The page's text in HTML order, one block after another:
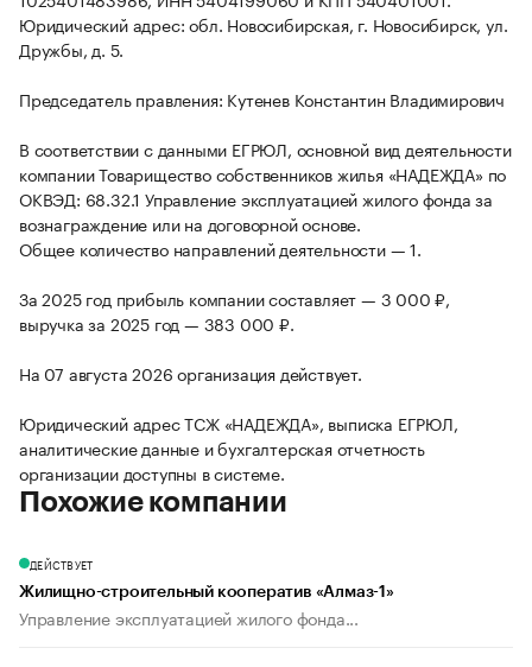
Юридический адрес: обл. Новосибирская, г. Новосибирск, ул.
Дружбы, д. 5.
Председатель правления: Кутенев Константин Владимирович
В соответствии с данными ЕГРЮЛ, основной вид деятельности
компании Товарищество собственников жилья «НАДЕЖДА» по
ОКВЭД: 68.32.1 Управление эксплуатацией жилого фонда за
вознаграждение или на договорной основе.
Общее количество направлений деятельности — 1.
За 2025 год прибыль компании составляет — 3 000 ₽,
выручка за 2025 год — 383 000 ₽.
На 07 августа 2026 организация действует.
Юридический адрес ТСЖ «НАДЕЖДА», выписка ЕГРЮЛ,
аналитические данные и бухгалтерская отчетность
организации доступны в системе.
Похожие компании
ДЕЙСТВУЕТ
Жилищно-строительный кооператив «Алмаз-1»
Управление эксплуатацией жилого фонда...